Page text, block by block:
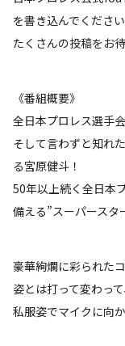
を書き込んでください
たくさんの投稿をお
《番組概要》
全日本プロレス選手
そして言わずと知れ
る宮原健斗！
50年以上続く全日本
備える”スーパースタ
豪華絢爛に彩られた
姿とは打って変わって
私服姿でマイクに向か